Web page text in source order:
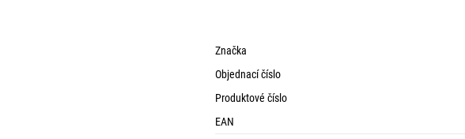
Značka
Objednací číslo
Produktové číslo
EAN